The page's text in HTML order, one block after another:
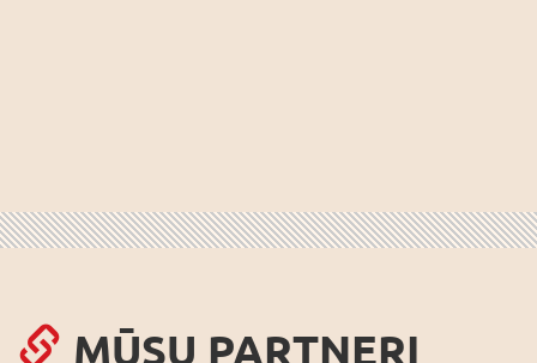
MŪSU PARTNERI